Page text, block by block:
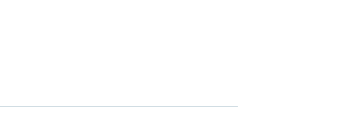
das Recruiting für verschiedene